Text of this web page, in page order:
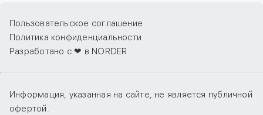
Пользовательское соглашение
Политика конфиденциальности
Разработано с ❤ в NORDER
Информация, указанная на сайте, не является публичной
офертой.